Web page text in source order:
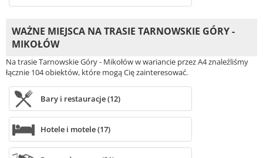
WAŻNE MIEJSCA NA TRASIE TARNOWSKIE GÓRY -
MIKOŁÓW
Na trasie Tarnowskie Góry - Mikołów w wariancie przez A4 znaleźliśmy
łącznie 104 obiektów, które mogą Cię zainteresować.
Bary i restauracje (12)
Hotele i motele (17)